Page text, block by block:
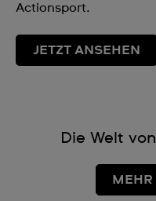
Actionsport.
JETZT ANSEHEN
Die Welt
MEHR